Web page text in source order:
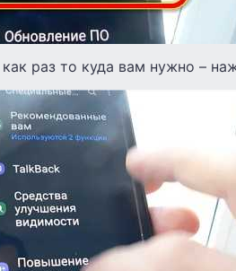
раз то куда вам нужно –